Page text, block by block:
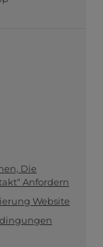
Die
Anfordern
Website